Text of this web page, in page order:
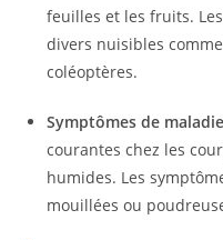
feuilles et les fruits.
divers nuisibles
coléoptères.
Symptômes de
courantes chez les
humides. Les
mouillées ou